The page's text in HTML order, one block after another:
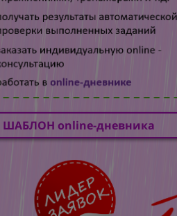
ШАБЛОН online-дневника